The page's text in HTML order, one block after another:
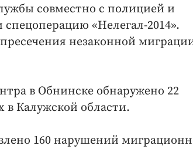
совместно с полицией и
«Нелегал-2014».
незаконной
в Обнинске обнаружено 22
Калужской области.
160 нарушений